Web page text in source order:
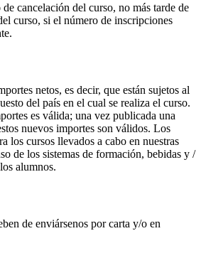
cancelación del curso, no más tarde de
curso, si el número de inscripciones
netos, es decir, que están sujetos al
del país en el cual se realiza el curso.
es válida; una vez publicada una
nuevos importes son válidos. Los
los cursos llevados a cabo en nuestras
de los sistemas de formación, bebidas y /
alumnos.
de enviársenos por carta y/o en